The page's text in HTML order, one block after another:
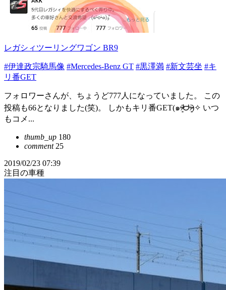
レガシィツーリングワゴン BR9
#伊達政宗騎馬像 #Mercedes-Benz GT #黒澤満 #新文芸坐 #キ
リ番GET
フォロワーさんが、ちょうど777人になっていました。 この
投稿も66となりました(笑)。 しかもキリ番GET(๑ᵒ̴̶̷͈᷄ᗨᵒ̴̶̷͈᷅)✧ いつ
もコメ...
thumb_up 180
comment25
2019/02/23 07:39
注目の車種